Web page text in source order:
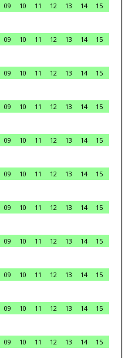
09 10 11 12 13 14
15
09 10 11 12 13 14
15
09 10 11 12 13 14
15
09 10 11 12 13 14
15
09 10 11 12 13 14
15
09 10 11 12 13 14
15
09 10 11 12 13 14
15
09 10 11 12 13 14
15
09 10 11 12 13 14
15
09 10 11 12 13 14
15
09 10 11 12 13 14
15